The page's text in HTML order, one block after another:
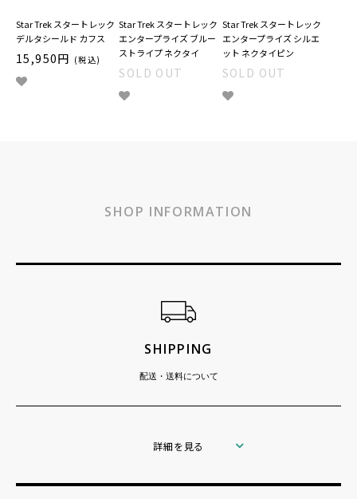
Star Trek スタートレック
デルタシールド カフス
15,950円 (税込)
Star Trek スタートレック
エンタープライズ ブルー
ストライプ ネクタイ
SOLD OUT
Star Trek スタートレック
エンタープライズ シルエ
ット ネクタイピン
SOLD OUT
SHOP INFORMATION
ショッピングガイド
SHIPPING
配送・送料について
詳細を見る